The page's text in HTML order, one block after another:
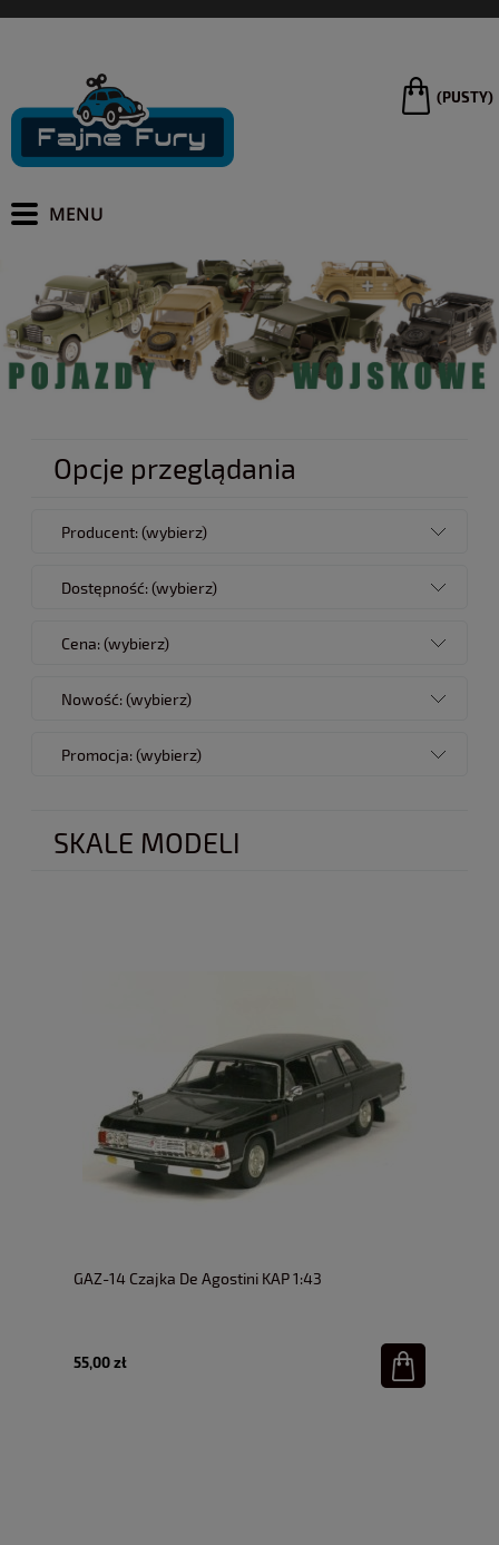
(PUSTY)
Opcje przeglądania
Producent: (wybierz)
Dostępność: (wybierz)
Cena: (wybierz)
Nowość: (wybierz)
Promocja: (wybierz)
SKALE MODELI
GAZ-14 Czajka De Agostini KAP 1:43
55,00 zł